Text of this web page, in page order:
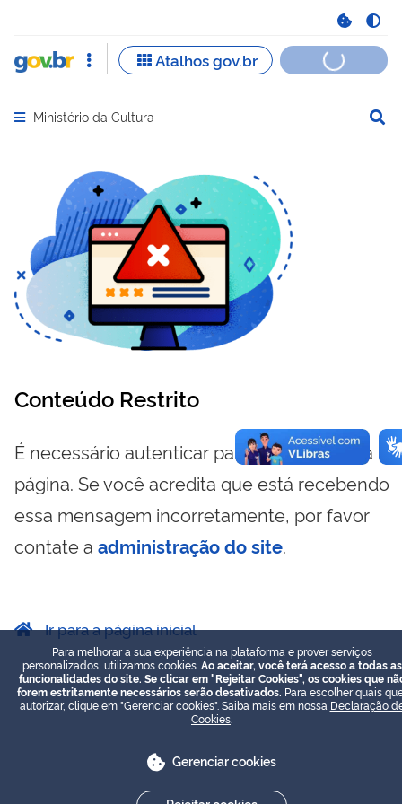
Abrir menu principal de navegação
Ministério da Cultura
Conteúdo Restrito
É necessário autenticar para visualizar essa
página. Se você acredita que está recebendo
essa mensagem incorretamente, por favor
contate a administração do site.
Ir para a página inicial
Para melhorar a sua experiência na plataforma e prover serviços
personalizados, utilizamos cookies. Ao aceitar, você terá acesso a todas as
funcionalidades do site. Se clicar em "Rejeitar Cookies", os cookies que
forem estritamente necessários serão desativados. Para escolher quais
autorizar, clique em "Gerenciar cookies". Saiba mais em nossa Declaração
Cookies
Gerenciar cookies